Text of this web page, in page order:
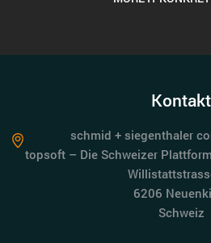
Kontakt
schmid + siegenthaler
topsoft – Die Schweizer
6206
Schweiz